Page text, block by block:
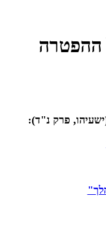
ההפטרה
פרק נ"ד):